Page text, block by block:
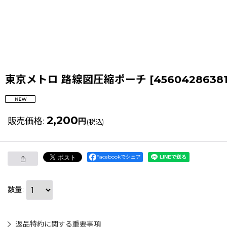
東京メトロ 路線図圧縮ポーチ [
販売価格: 2,200 円 (税込)
Facebookでシェア
数量:
返品特約に関する重要事項